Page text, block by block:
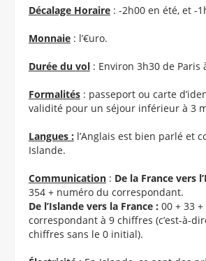
Décalage Horaire: -2h00 en été, et -
Monnaie: l’€uro.
Durée du vol: Environ 3h30 de Paris
Formalités: passeport ou carte
validité pour un séjour inférieur à 3
Langues :l’Anglais est bien parlé et
Islande.
Communication: De la France vers
354 + numéro du correspondant.
De l’Islande vers la France :00 + 33
correspondant à 9 chiffres (c’est-à-
chiffres sans le 0 initial).